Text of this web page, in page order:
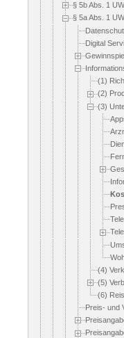
§ 5b Abs. 1
§ 5a Abs. 1
Digital
(1)
(2)
(3)
(4)
(5)
(6)
Preis- und